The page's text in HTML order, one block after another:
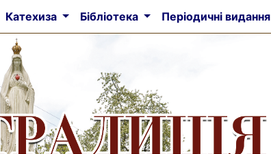
Катехиза Бібліотека Періодичні видання